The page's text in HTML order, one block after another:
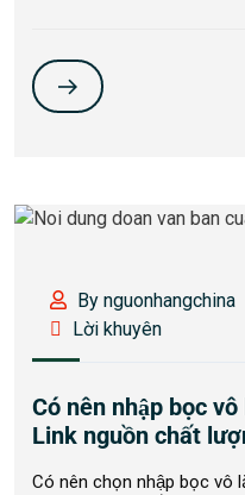
By nguonhangchina
Lời khuyên
Có nên nhập bọc
Link nguồn chất
Có nên chọn nhập bọc vô